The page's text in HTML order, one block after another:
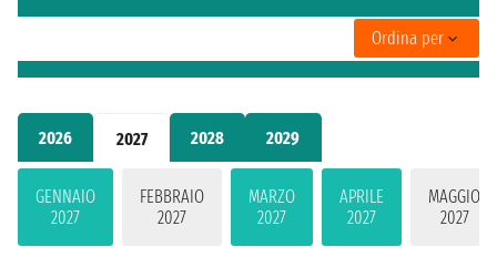
2026 2027 2028 2029
GENNAIO
2027
FEBBRAIO
2027
MARZO
2027
APRILE
2027
MAGGIO
2027
Ordina per